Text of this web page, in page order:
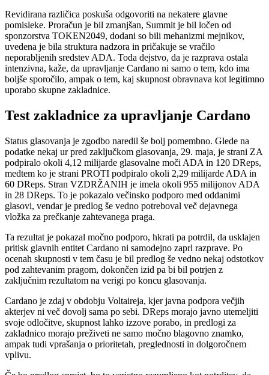
Revidirana različica poskuša odgovoriti na nekatere glavne
pomisleke. Proračun je bil zmanjšan, Summit je bil ločen od
sponzorstva TOKEN2049, dodani so bili mehanizmi mejnikov,
uvedena je bila struktura nadzora in pričakuje se vračilo
neporabljenih sredstev ADA. Toda dejstvo, da je razprava ostala
intenzivna, kaže, da upravljanje Cardano ni samo o tem, kdo ima
boljše sporočilo, ampak o tem, kaj skupnost obravnava kot legitimno
uporabo skupne zakladnice.
Test zakladnice za upravljanje Cardano
Status glasovanja je zgodbo naredil še bolj pomembno. Glede na
podatke nekaj ur pred zaključkom glasovanja, 29. maja, je strani ZA
podpiralo okoli 4,12 milijarde glasovalne moči ADA in 120 DReps,
medtem ko je strani PROTI podpiralo okoli 2,29 milijarde ADA in
60 DReps. Stran VZDRŽANIH je imela okoli 955 milijonov ADA
in 28 DReps. To je pokazalo večinsko podporo med oddanimi
glasovi, vendar je predlog še vedno potreboval več dejavnega
vložka za prečkanje zahtevanega praga.
Ta rezultat je pokazal močno podporo, hkrati pa potrdil, da usklajen
pritisk glavnih entitet Cardano ni samodejno zaprl razprave. Po
ocenah skupnosti v tem času je bil predlog še vedno nekaj odstotkov
pod zahtevanim pragom, dokončen izid pa bi bil potrjen z
zaključnim rezultatom na verigi po koncu glasovanja.
Cardano je zdaj v obdobju Voltaireja, kjer javna podpora večjih
akterjev ni več dovolj sama po sebi. DReps morajo javno utemeljiti
svoje odločitve, skupnost lahko izzove porabo, in predlogi za
zakladnico morajo preživeti ne samo močno blagovno znamko,
ampak tudi vprašanja o prioritetah, preglednosti in dolgoročnem
vplivu.